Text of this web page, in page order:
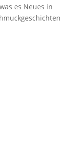
es Neues in